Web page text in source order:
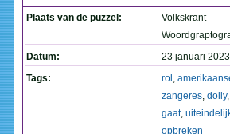
Plaats van de puzzel:
Volkskrant
Datum:
23 januari
Tags:
rol ,
zangeres, dolly
gaat,
opbreken